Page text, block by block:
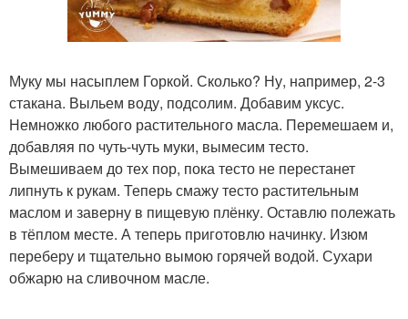
Муку мы насыплем Горкой. Сколько? Ну, например, 2-3
стакана. Выльем воду, подсолим. Добавим уксус.
Немножко любого растительного масла. Перемешаем и,
добавляя по чуть-чуть муки, вымесим тесто.
Вымешиваем до тех пор, пока тесто не перестанет
липнуть к рукам. Теперь смажу тесто растительным
маслом и заверну в пищевую плёнку. Оставлю полежать
в тёплом месте. А теперь приготовлю начинку. Изюм
переберу и тщательно вымою горячей водой. Сухари
обжарю на сливочном масле.